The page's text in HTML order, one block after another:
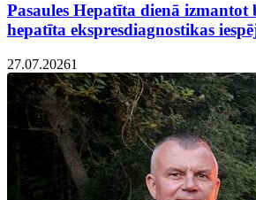
Pasaules Hepatīta dienā izmantot
hepatīta ekspresdiagnostikas
27.07.20261